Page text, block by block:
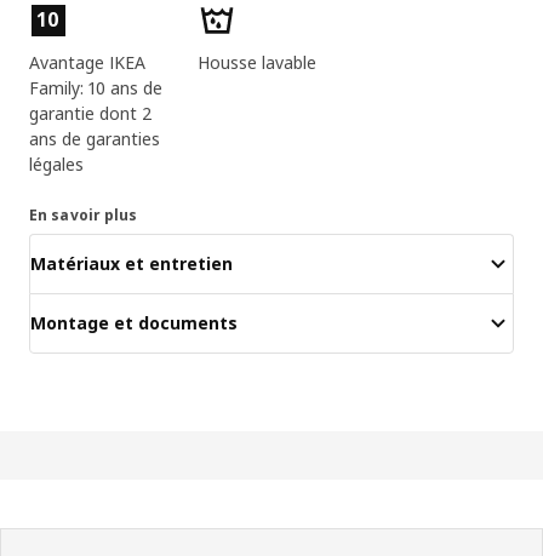
Caractéristiques du produit
10
Avantage IKEA
Family: 10 ans de
garantie dont 2
ans de garanties
légales
Housse lavable
En savoir plus
Matériaux et entretien
Montage et documents